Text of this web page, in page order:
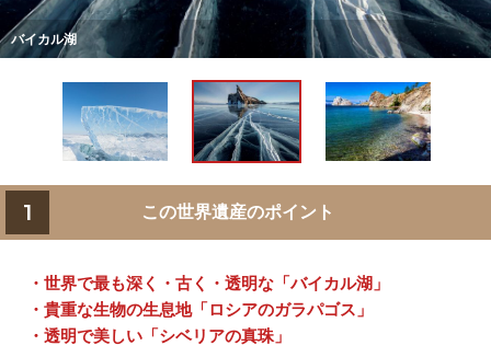
バイカル湖
1 この世界遺産のポイント
・世界で最も深く・古く・透明な「バイカル湖」
・貴重な生物の生息地「ロシアのガラパゴス」
・透明で美しい「シベリアの真珠」